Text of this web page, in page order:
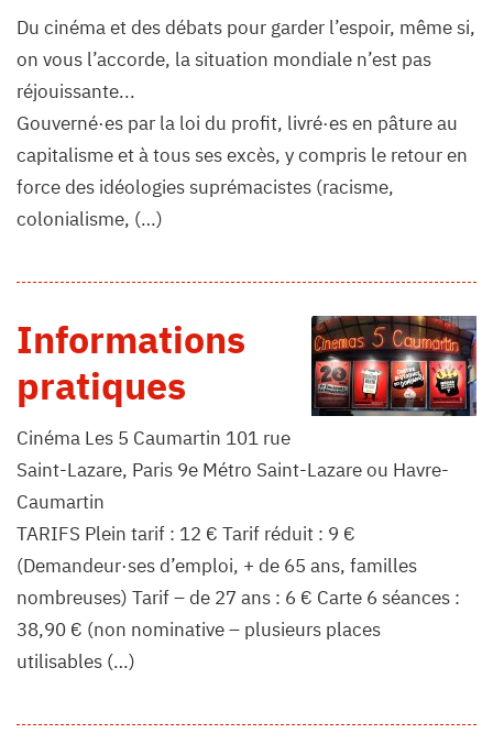
Du cinéma et des débats pour garder l’espoir, même si,
on vous l’accorde, la situation mondiale n’est pas
réjouissante...
Gouverné·es par la loi du profit, livré·es en pâture au
capitalisme et à tous ses excès, y compris le retour en
force des idéologies suprémacistes (racisme,
colonialisme, (…)
Informations
pratiques
Cinéma Les 5 Caumartin 101 rue
Saint-Lazare, Paris 9e Métro Saint-Lazare ou Havre-
Caumartin
TARIFS Plein tarif : 12 € Tarif réduit : 9 €
(Demandeur·ses d’emploi, + de 65 ans, familles
nombreuses) Tarif – de 27 ans : 6 € Carte 6 séances :
38,90 € (non nominative – plusieurs places
utilisables (…)